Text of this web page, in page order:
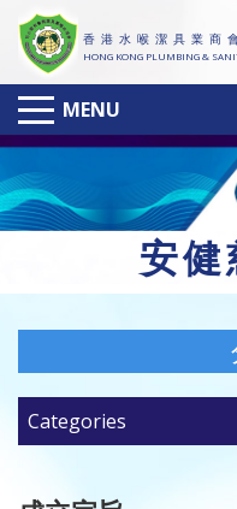
香 港 水 喉 潔 具 業 商
HONG KONG PLUMBING &
MENU
安健
Categories